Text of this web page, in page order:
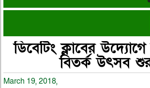
ডিবেটিং ক্লাবের
বিতর্ক উৎসব
March 19, 2018,